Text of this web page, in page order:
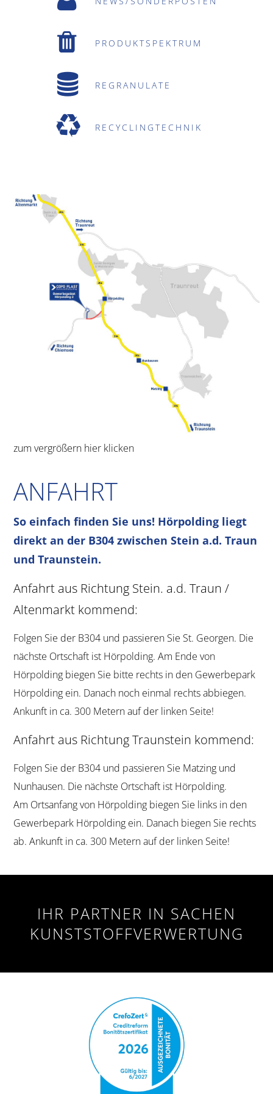
PRODUKTSPEKTRUM
REGRANULATE
RECYCLINGTECHNIK
zum vergrößern hier klicken
ANFAHRT
So einfach finden Sie uns! Hörpolding liegt
direkt an der B304 zwischen Stein a.d. Traun
und Traunstein.
Anfahrt aus Richtung Stein. a.d. Traun /
Altenmarkt kommend:
Folgen Sie der B304 und passieren Sie St. Georgen. Die
nächste Ortschaft ist Hörpolding. Am Ende von
Hörpolding biegen Sie bitte rechts in den Gewerbepark
Hörpolding ein. Danach noch einmal rechts abbiegen.
Ankunft in ca. 300 Metern auf der linken Seite!
Anfahrt aus Richtung Traunstein kommend:
Folgen Sie der B304 und passieren Sie Matzing und
Nunhausen. Die nächste Ortschaft ist Hörpolding.
Am Ortsanfang von Hörpolding biegen Sie links in den
Gewerbepark Hörpolding ein. Danach biegen Sie rechts
ab. Ankunft in ca. 300 Metern auf der linken Seite!
IHR PARTNER IN SACHEN
KUNSTSTOFFVERWERTUNG